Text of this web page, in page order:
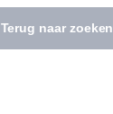
Terug naar zoeken